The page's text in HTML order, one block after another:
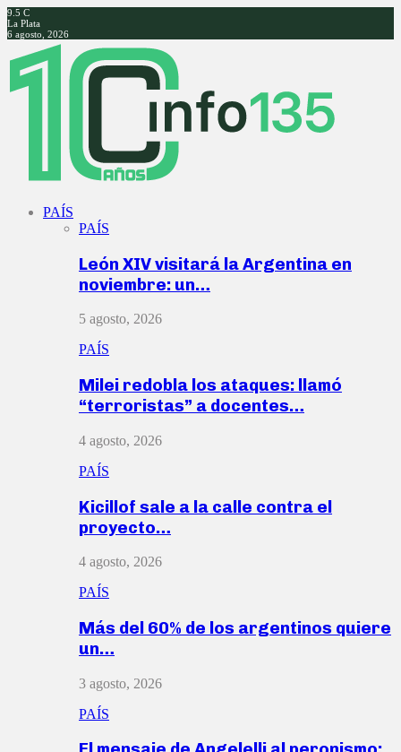
9.5 C
La Plata
6 agosto, 2026
Facebook
Twitter
Instagram
Youtube
PAÍS
PAÍS
León XIV visitará la Argentina en
noviembre: un…
5 agosto, 2026
PAÍS
Milei redobla los ataques: llamó
“terroristas” a docentes…
4 agosto, 2026
PAÍS
Kicillof sale a la calle contra el
proyecto…
4 agosto, 2026
PAÍS
Más del 60% de los argentinos quiere
un…
3 agosto, 2026
PAÍS